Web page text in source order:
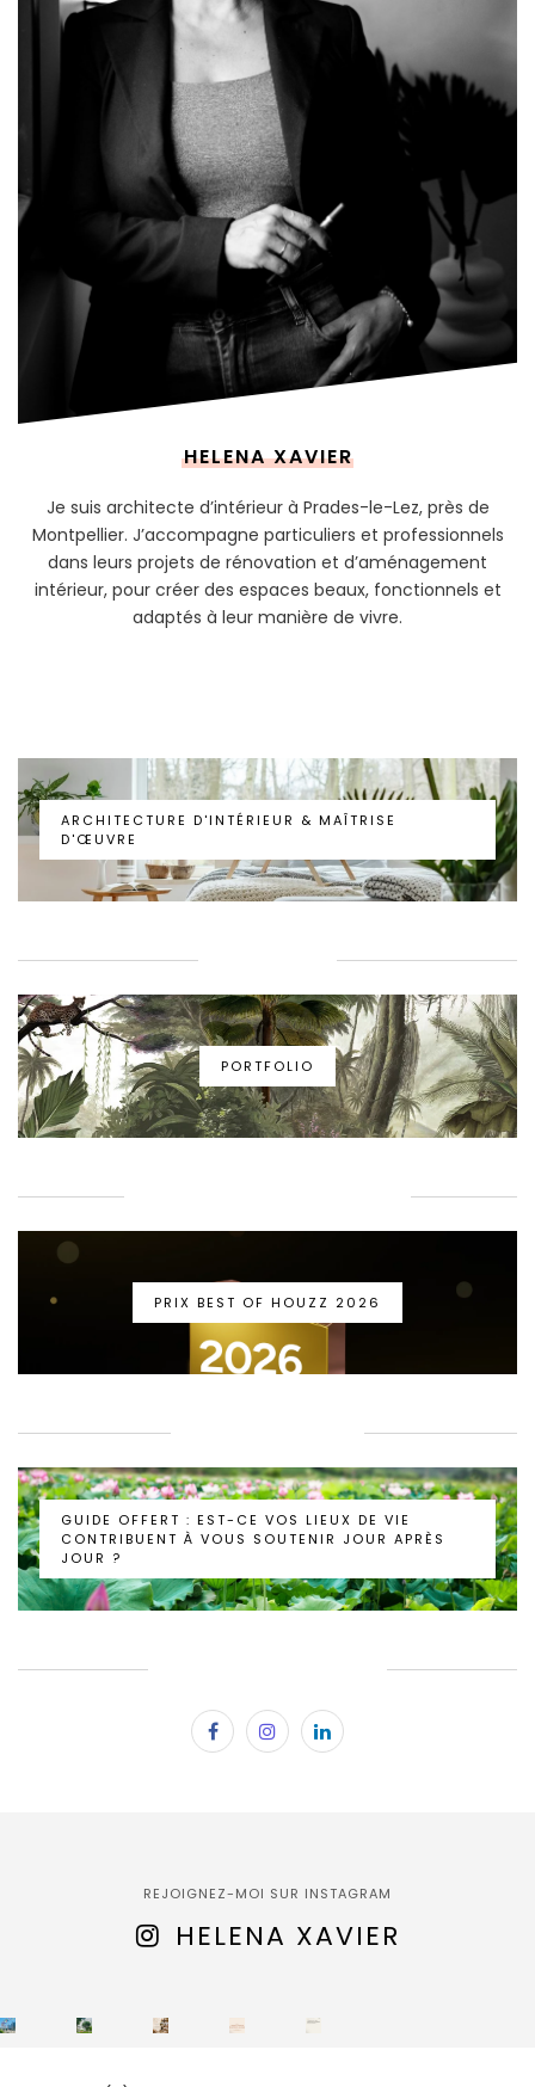
HELENA XAVIER
Je suis architecte d’intérieur à Prades-le-Lez, près de
Montpellier. J’accompagne particuliers et professionnels
dans leurs projets de rénovation et d’aménagement
intérieur, pour créer des espaces beaux, fonctionnels et
adaptés à leur manière de vivre.
ARCHITECTURE D'INTÉRIEUR & MAÎTRISE
D'ŒUVRE
PORTFOLIO
PRIX BEST OF HOUZZ 2026
GUIDE OFFERT : EST-CE VOS LIEUX DE VIE
CONTRIBUENT À VOUS SOUTENIR JOUR APRÈS
JOUR ?
REJOIGNEZ-MOI SUR INSTAGRAM
HELENA XAVIER